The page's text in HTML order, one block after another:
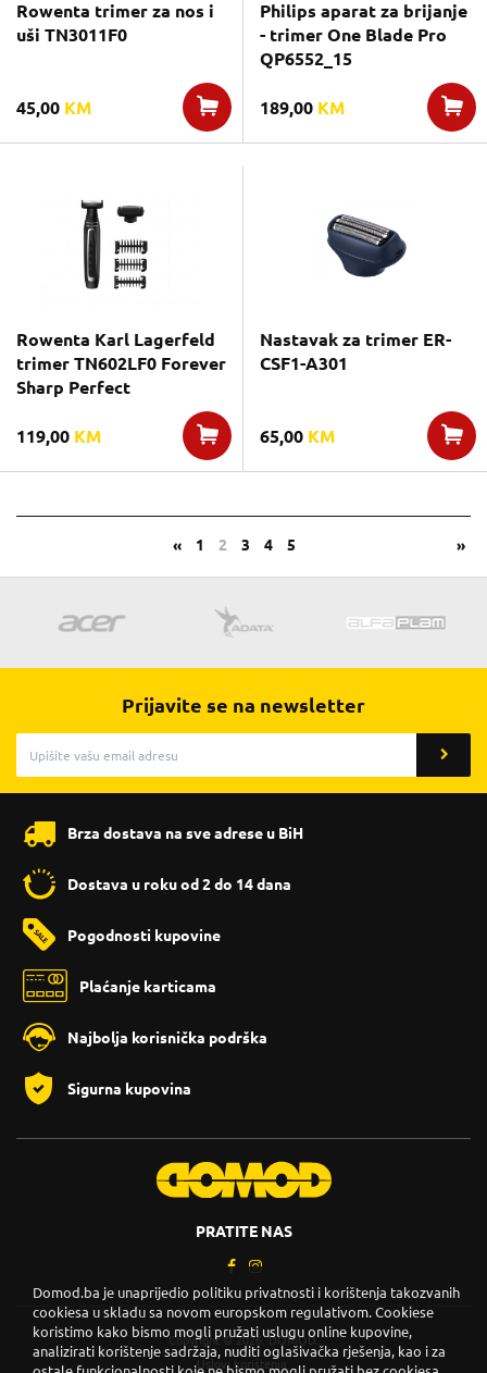
Rowenta trimer za nos i
uši TN3011F0
45,00 KM
Philips aparat za brijanje
- trimer One Blade Pro
QP6552_15
189,00 KM
Rowenta Karl Lagerfeld
trimer TN602LF0 Forever
Sharp Perfect
119,00 KM
Nastavak za trimer ER-
CSF1-A301
65,00 KM
« 1 2 3 4 5 »
Prijavite se na newsletter
Brza dostava na sve adrese u BiH
Dostava u roku od 2 do 14 dana
Pogodnosti kupovine
Plaćanje karticama
Najbolja korisnička podrška
Sigurna kupovina
PRATITE NAS
Copyright © 2026. DOMOD.
Uslovi korištenja
Domod.ba je unaprijedio politiku privatnosti i korištenja takozvanih
cookiesa u skladu sa novom europskom regulativom. Cookiese
koristimo kako bismo mogli pružati uslugu online kupovine,
analizirati korištenje sadržaja, nuditi oglašivačka rješenja, kao i za